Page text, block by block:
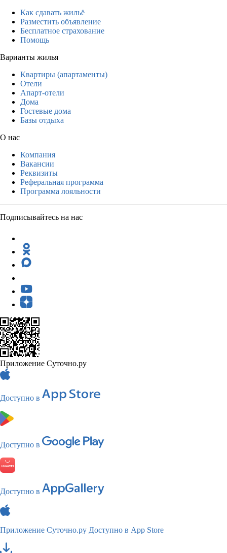
Как сдавать жильё
Разместить объявление
Бесплатное страхование
Помощь
Варианты жилья
Квартиры (апартаменты)
Отели
Апарт-отели
Дома
Гостевые дома
Базы отдыха
О нас
Компания
Вакансии
Реквизиты
Реферальная программа
Программа лояльности
Подписывайтесь на нас
Приложение Суточно.ру
Доступно в
Доступно в
Доступно в
Приложение Суточно.ру Доступно в App Store